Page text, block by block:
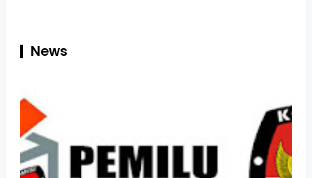
News